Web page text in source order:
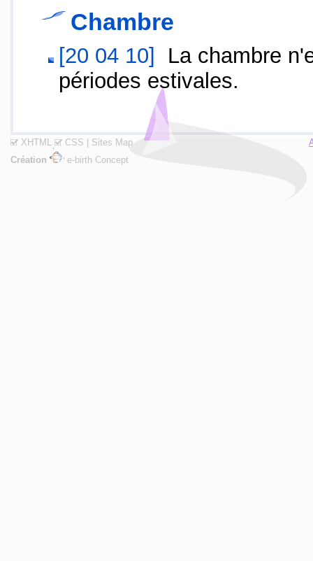
Chambre
[20 04 10]
La chambre
périodes estivales.
XHTML CSS
Sites Map
Création
e-birth Concept